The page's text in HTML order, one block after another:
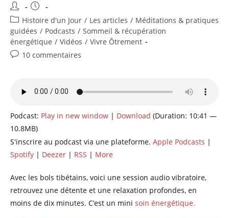
Auteur/autrice
de
la
publication :
Publication
publiée :
Post
category:
Histoire d'un Jour / Les articles / Méditations & pratiques
guidées / Podcasts / Sommeil & récupération
énergétique / Vidéos / Vivre Ôtrement
Commentaires
publication :
10 commentaires
Podcast: Play in new window | Download (Duration: 10:41 —
10.8MB)
S'inscrire au podcast via une plateforme. Apple Podcasts |
Spotify | Deezer | RSS | More
Avec les bols tibétains, voici une session audio vibratoire,
retrouvez une détente et une relaxation profondes, en
moins de dix minutes. C’est un mini soin énergétique.